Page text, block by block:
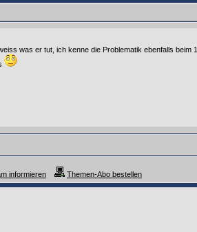
was er tut, ich kenne die Problematik ebenfalls beim
informieren Themen-Abo bestellen